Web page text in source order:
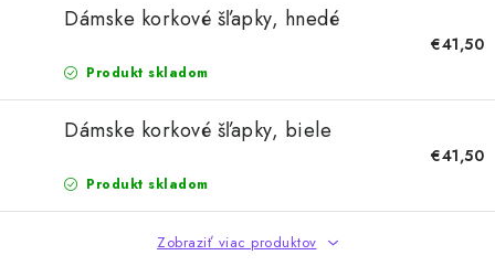
Dámske korkové šľapky, hnedé
Produkt skladom
€41,50
Dámske korkové šľapky, biele
Produkt skladom
€41,50
Zobraziť viac produktov